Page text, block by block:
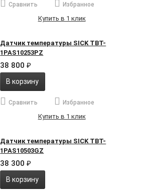
Сравнить Избранное
Купить в 1 клик
Датчик температуры SICK TBT-
1PAS10253PZ
38 800₽
В корзину
Сравнить Избранное
Купить в 1 клик
Датчик температуры SICK TBT-
1PAS10503GZ
38 300₽
В корзину